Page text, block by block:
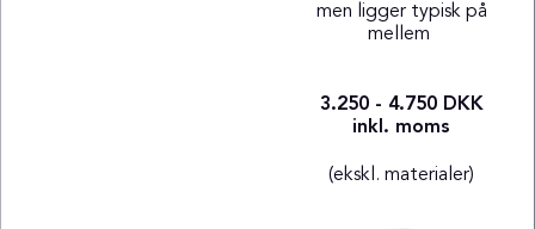
men ligger typisk på
mellem
3.250 - 4.750 DKK
inkl. moms
(ekskl. materialer)